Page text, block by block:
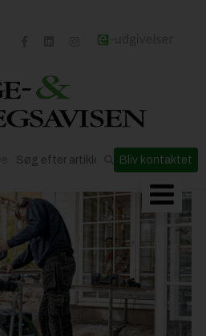
Bliv kontaktet